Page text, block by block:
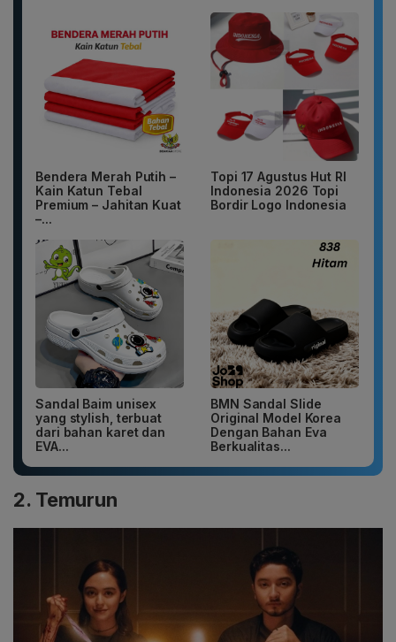
Bendera Merah Putih –
Kain Katun Tebal
Premium – Jahitan Kuat
–...
Topi 17 Agustus Hut RI
Indonesia 2026 Topi
Bordir Logo Indonesia
Sandal Baim unisex
yang stylish, terbuat
dari bahan karet dan
EVA...
BMN Sandal Slide
Original Model Korea
Dengan Bahan Eva
Berkualitas...
2. Temurun